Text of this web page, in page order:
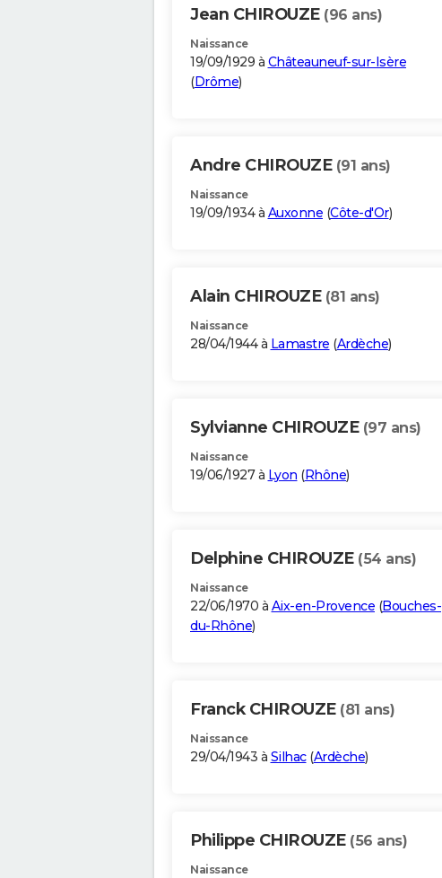
Jean CHIROUZE (96 ans)
Naissance
19/09/1929 à Châteauneuf-sur-Isère
(Drôme)
Andre CHIROUZE (91 ans)
Naissance
19/09/1934 à Auxonne (Côte-d'Or)
Alain CHIROUZE (81 ans)
Naissance
28/04/1944 à Lamastre (Ardèche)
Sylvianne CHIROUZE (97 ans)
Naissance
19/06/1927 à Lyon (Rhône)
Delphine CHIROUZE (54 ans)
Naissance
22/06/1970 à Aix-en-Provence (Bouches-
du-Rhône)
Franck CHIROUZE (81 ans)
Naissance
29/04/1943 à Silhac(Ardèche)
Philippe CHIROUZE (56 ans)
Naissance